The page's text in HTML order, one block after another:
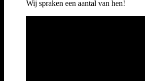
Wij spraken een aantal van hen!